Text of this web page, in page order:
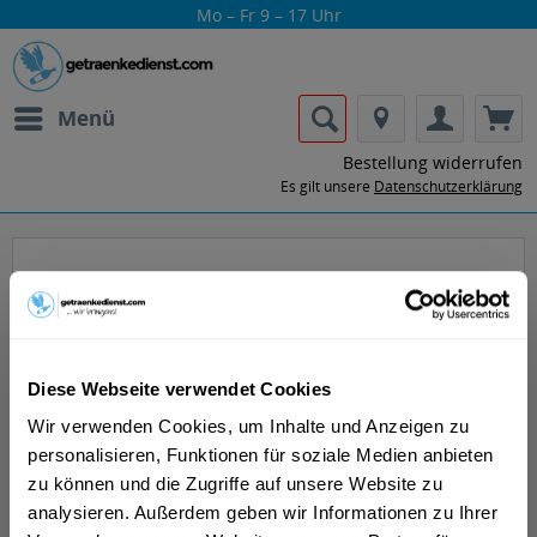
Diese Webseite verwendet Cookies
Wir verwenden Cookies, um Inhalte und Anzeigen zu
personalisieren, Funktionen für soziale Medien anbieten
zu können und die Zugriffe auf unsere Website zu
analysieren. Außerdem geben wir Informationen zu Ihrer
Mo – Fr 9 – 17 Uhr
Menü
Bestellung widerrufen
Es gilt unsere Datenschutzerklärung
Ben's Ginger
Lass dir die Getränke von Ben's Ginger
nach Hause oder ins Büro liefern.